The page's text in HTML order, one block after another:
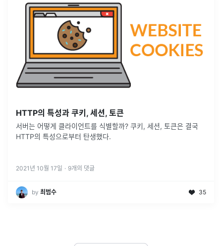
HTTP의 특성과 쿠키, 세션, 토큰
서버는 어떻게 클라이언트를 식별할까? 쿠키, 세션, 토큰은 결국
HTTP의 특성으로부터 탄생했다.
2021년 10월 17일 · 9개의 댓글
by 최범수 35